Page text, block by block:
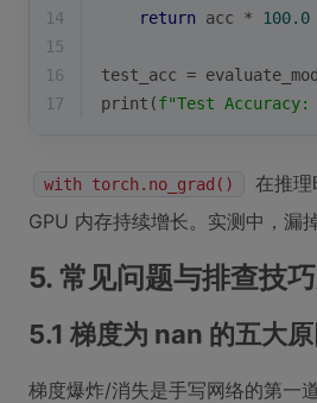
14
return acc * 100.0
15
16
test_acc =
17
print (f"Test Accuracy:
with torch.no_grad() 在推理
GPU 内存持续增长。实测中，漏
5. 常见问题与排查技
5.1 梯度为 nan 的五大
梯度爆炸/消失是手写网络的第一